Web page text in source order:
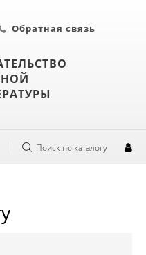
Обратная связь
Поиск по каталогу